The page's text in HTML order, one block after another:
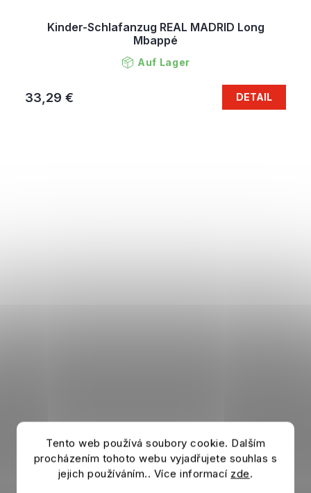
Tento web používá soubory cookie. Dalším
procházením tohoto webu vyjadřujete souhlas s
jejich používáním.. Více informací zde.
Kinder-Schlafanzug REAL MADRID Long
Mbappé
Auf Lager
33,29 € DETAIL